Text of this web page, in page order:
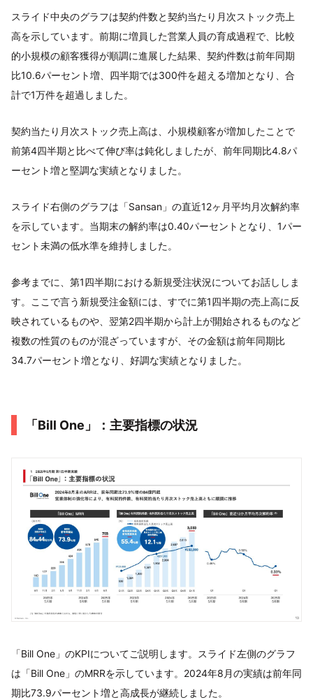
スライド中央のグラフは契約件数と契約当たり月次ストック売上
高を示しています。前期に増員した営業人員の育成過程で、比較
的小規模の顧客獲得が順調に進展した結果、契約件数は前年同期
比10.6パーセント増、四半期では300件を超える増加となり、合
計で1万件を超過しました。
契約当たり月次ストック売上高は、小規模顧客が増加したことで
前第4四半期と比べて伸び率は鈍化しましたが、前年同期比4.8パ
ーセント増と堅調な実績となりました。
スライド右側のグラフは「Sansan」の直近12ヶ月平均月次解約率
を示しています。当期末の解約率は0.40パーセントとなり、1パー
セント未満の低水準を維持しました。
参考までに、第1四半期における新規受注状況についてお話ししま
す。ここで言う新規受注金額には、すでに第1四半期の売上高に反
映されているものや、翌第2四半期から計上が開始されるものなど
複数の性質のものが混ざっていますが、その金額は前年同期比
34.7パーセント増となり、好調な実績となりました。
「Bill One」：主要指標の状況
「Bill One」のKPIについてご説明します。スライド左側のグラフ
は「Bill One」のMRRを示しています。2024年8月の実績は前年同
期比73.9パーセント増と高成長が継続しました。